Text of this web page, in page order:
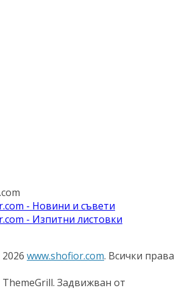
- Новини и съвети
- Изпитни листовки
www.shofior.com. Всички права
ThemeGrill. Задвижван от